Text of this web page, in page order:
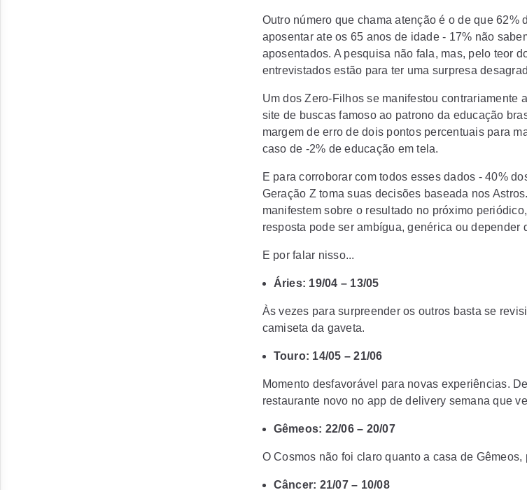
Outro número que chama atenção é o de que 62%
aposentar ate os 65 anos de idade - 17% não
aposentados. A pesquisa não fala, mas, pelo teor
entrevistados estão para ter uma surpresa
Um dos Zero-Filhos se manifestou contrariamente
site de buscas famoso ao patrono da educação
margem de erro de dois pontos percentuais para
caso de -2% de educação em tela.
E para corroborar com todos esses dados - 40%
Geração Z toma suas decisões baseada nos
manifestem sobre o resultado no próximo
resposta pode ser ambígua, genérica ou depender
E por falar nisso...
Áries: 19/04 – 13/05
Às vezes para surpreender os outros basta se
camiseta da gaveta.
Touro: 14/05 – 21/06
Momento desfavorável para novas experiências.
restaurante novo no app de delivery semana que
Gêmeos: 22/06 – 20/07
O Cosmos não foi claro quanto a casa de Gêmeos,
Câncer: 21/07 – 10/08